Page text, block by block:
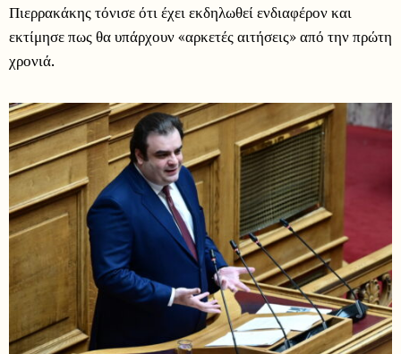
Πιερρακάκης τόνισε ότι έχει εκδηλωθεί ενδιαφέρον και
εκτίμησε πως θα υπάρχουν «αρκετές αιτήσεις» από την πρώτη
χρονιά.